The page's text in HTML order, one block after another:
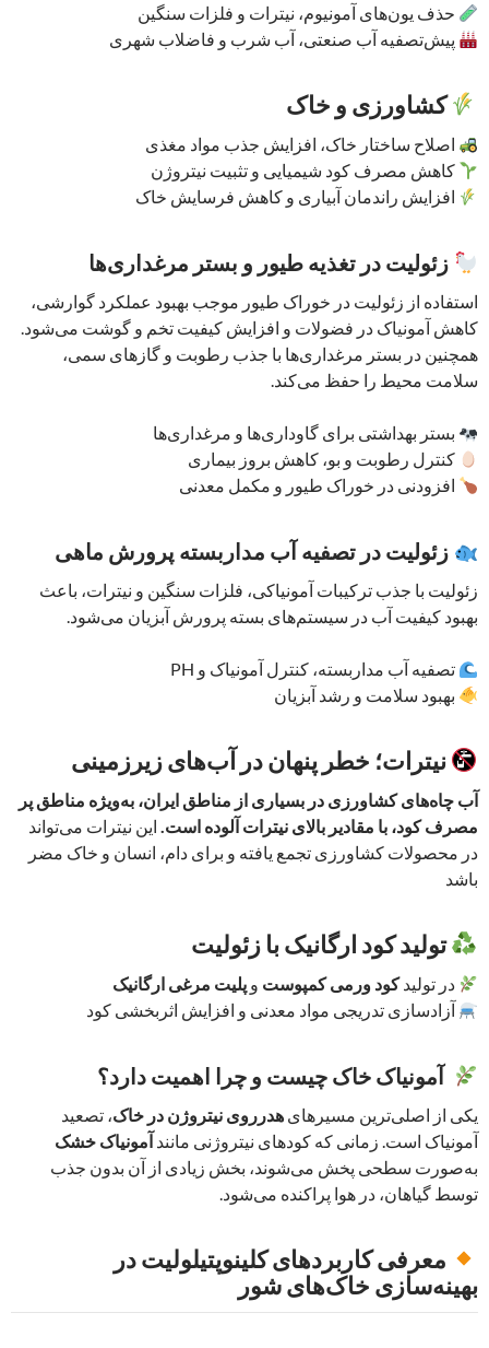
حذف یون‌های آمونیوم، نیترات و فلزات سنگین
پیش‌تصفیه آب صنعتی، آب شرب و فاضلاب شهری
کشاورزی و خاک
اصلاح ساختار خاک، افزایش جذب مواد مغذی
کاهش مصرف کود شیمیایی و تثبیت نیتروژن
افزایش راندمان آبیاری و کاهش فرسایش خاک
زئولیت در تغذیه طیور و بستر مرغداری‌ها
استفاده از زئولیت در خوراک طیور موجب بهبود عملکرد گوارشی،
کاهش آمونیاک در فضولات و افزایش کیفیت تخم و گوشت می‌شود.
همچنین در بستر مرغداری‌ها با جذب رطوبت و گازهای سمی،
سلامت محیط را حفظ می‌کند.
بستر بهداشتی برای گاوداری‌ها و مرغداری‌ها
کنترل رطوبت و بو، کاهش بروز بیماری
افزودنی در خوراک طیور و مکمل معدنی
زئولیت در تصفیه آب مداربسته پرورش ماهی
زئولیت با جذب ترکیبات آمونیاکی، فلزات سنگین و نیترات، باعث
بهبود کیفیت آب در سیستم‌های بسته پرورش آبزیان می‌شود.
تصفیه آب مداربسته، کنترل آمونیاک و PH
بهبود سلامت و رشد آبزیان
نیترات؛ خطر پنهان در آب‌های زیرزمینی
آب چاه‌های کشاورزی در بسیاری از مناطق ایران، به‌ویژه مناطق پر
مصرف کود، با مقادیر بالای نیترات آلوده است. این نیترات می‌تواند
در محصولات کشاورزی تجمع یافته و برای دام، انسان و خاک مضر
باشد
تولید کود ارگانیک با زئولیت
در تولیدکود ورمی‌ کمپوست وپلیت مرغی ارگانیک
آزادسازی تدریجی مواد معدنی و افزایش اثربخشی کود
آمونیاک خاک چیست و چرا اهمیت دارد؟
یکی از اصلی‌ترین مسیرهای هدرروی نیتروژن در خاک، تصعید
آمونیاک است. زمانی که کودهای نیتروژنی مانند آمونیاک خشک
به‌صورت سطحی پخش می‌شوند، بخش زیادی از آن بدون جذب
توسط گیاهان، در هوا پراکنده می‌شود.
معرفی کاربردهای کلینوپتیلولیت در
بهینه‌سازی خاک‌های شور